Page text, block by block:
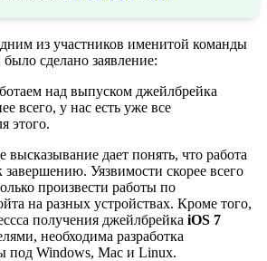
из участников именитой команды
было сделано заявление:
над выпуском джейлбрейка
всего, у нас есть уже все
этого.
дает понять, что работа
завершению. Уязвимости скорее всего
произвести работы по
на разных устройствах. Кроме того,
получения джейлбрейка iOS 7
необходима разработка
под Windows, Mac и Linux.